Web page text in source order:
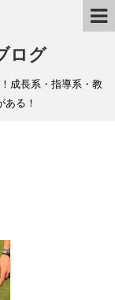
ログ
成長系・指導系・教
る！